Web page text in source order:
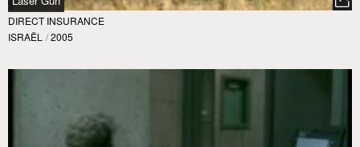
DIRECT INSURANCE
ISRAËL / 2005